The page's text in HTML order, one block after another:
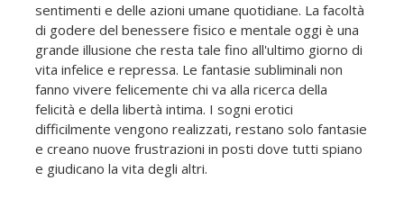
sentimenti e delle azioni umane quotidiane. La facoltà
di godere del benessere fisico e mentale oggi è una
grande illusione che resta tale fino all'ultimo giorno di
vita infelice e repressa. Le fantasie subliminali non
fanno vivere felicemente chi va alla ricerca della
felicità e della libertà intima. I sogni erotici
difficilmente vengono realizzati, restano solo fantasie
e creano nuove frustrazioni in posti dove tutti spiano
e giudicano la vita degli altri.